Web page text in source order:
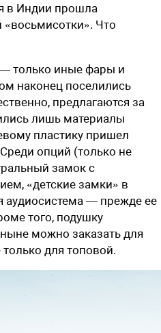
в Индии прошла
«восьмисотки». Что
только иные фары и
наконец поселились
предлагаются за
лишь материалы
пластику пришел
опций (только не
замок с
«детские замки» в
аудиосистема — прежде ее
того, подушку
можно заказать для
для топовой.